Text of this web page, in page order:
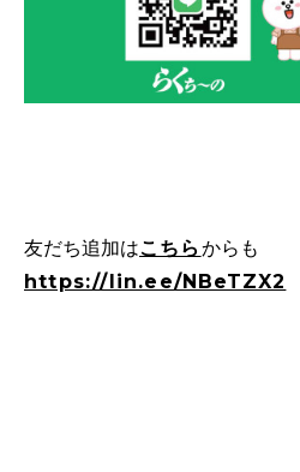
友だち追加はこちら からも
https://lin.ee/NBeTZX2